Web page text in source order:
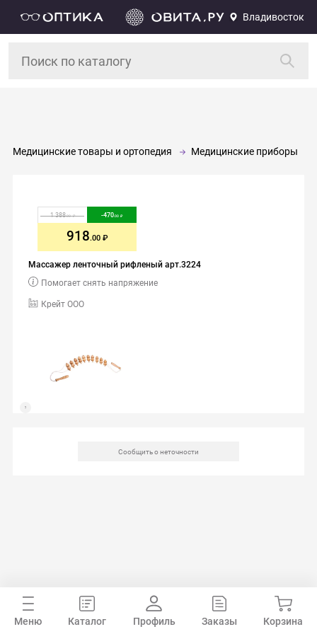
Владивосток
Медицинские товары и ортопедия Медицинские приборы
Массажер ленточный рифленый арт.3224
Крейт ООО
Помогает снять напряжение
1 388.00 -470.00
918.00
Сообщить о неточности
Меню Каталог Профиль Заказы Корзина